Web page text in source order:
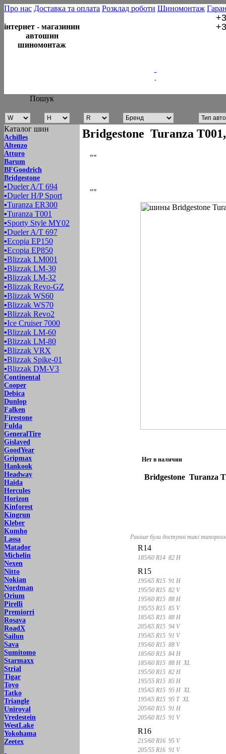
Про нас Доставка та оплата Розклад роботи Шиномонтаж
інтернет - магазинин
автошин
шиномонтаж
Пошук
Каталог шин
Achilles
Altenzo
Atturo
Barum
BFGoodrich
Bridgestone
▪Dueler A/T 694
▪Dueler H/P Sport
▪Turanza ER300
▪Turanza T001
▪Sporty Style MY02
▪Dueler A/T 697
▪Ecopia EP150
▪Ecopia EP850
▪Blizzak LM001
▪Blizzak LM-30
▪Blizzak LM-32
▪Blizzak Revo-GZ
▪Blizzak WS60
▪Blizzak WS70
▪Blizzak Revo2
▪Ice Cruiser 7000
▪Blizzak LM-60
▪Blizzak LM-80
▪Blizzak VRX
▪Blizzak Spike-01
▪Blizzak DM-V3
Continental
Cooper
Debica
Dunlop
Falken
Firestone
Fulda
GeneralTire
Gislaved
GoodYear
Gripmax
Hankook
Headway
Haida
Hercules
Horizon
Kinforest
Kingrun
Kleber
Kumho
Lassa
Matador
Michelin
Nexen
Nitto
Nokian
Nordman
Orium
Pirelli
Premiorri
Rosava
RoadX
Sailun
Sava
Sumitomo
Starmaxx
Strial
Tigar
Toyo
Tatko
Triangle
Uniroyal
Vredestein
WestLake
Yokohama
Zeetex
Bridgestone Turanza
""
""
Нет в наличии
Bridgestone Turanza
Раніше були доступні такі
R14
185/60 R14 82 H
R15
195/65 R15 91 H
195/50 R15 82 V
195/60 R15 88 H
195/55 R15 85 V
185/65 R15 88 H
205/65 R15 94 V
195/65 R15 91 V
195/60 R15 88 V
185/60 R15 84 H
185/60 R15 88 H XL
195/50 R15 82 H
195/55 R15 85 H
195/65 R15 95 H XL
195/65 R15 95 T XL
205/60 R15 91 H
205/60 R15 91 V
R16
215/60 R16 95 V
205/55 R16 91 V